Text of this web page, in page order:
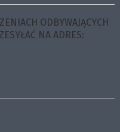
ODBYWAJĄCYCH
NA ADRES: